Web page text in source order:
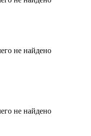
не найдено
не найдено